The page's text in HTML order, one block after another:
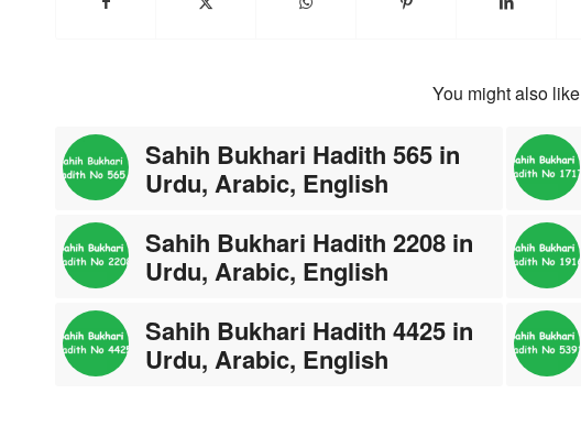
You might also like
Sahih Bukhari Hadith 565 in
Urdu, Arabic, English
Sahih Bukhari Hadith 2208 in
Urdu, Arabic, English
Sahih Bukhari Hadith 4425 in
Urdu, Arabic, English